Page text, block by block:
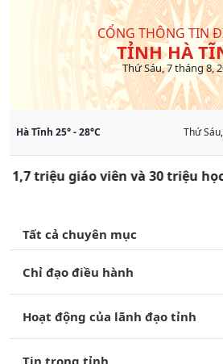
CỔNG THÔNG TIN
TỈNH HÀ
Thứ Sáu, 7 tháng 8,
Hà Tĩnh 25° -28°C Thứ
1,7 triệu giáo viên và 30 triệu
Tất cả chuyên mục
Chỉ đạo điều hành
Hoạt động của lãnh đạo tỉnh
Tin trong tỉnh